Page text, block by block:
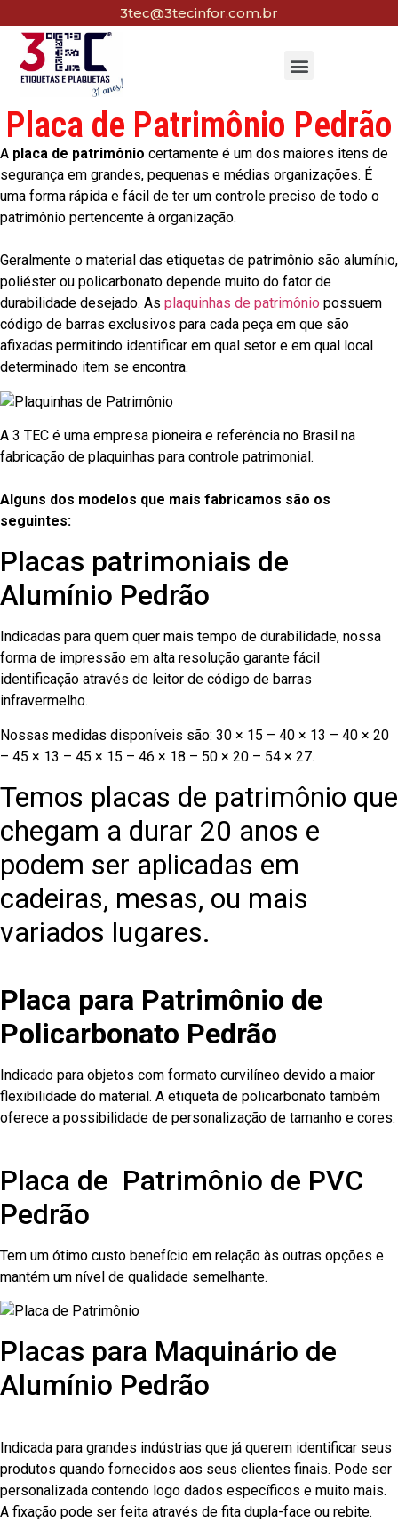
3tec@3tecinfor.com.br
Placa de Patrimônio Pedrão
A placa de patrimônio certamente é um dos maiores itens de
segurança em grandes, pequenas e médias organizações. É
uma forma rápida e fácil de ter um controle preciso de todo o
patrimônio pertencente à organização.
Geralmente o material das etiquetas de patrimônio são alumínio,
poliéster ou policarbonato depende muito do fator de
durabilidade desejado. As plaquinhas de patrimônio possuem
código de barras exclusivos para cada peça em que são
afixadas permitindo identificar em qual setor e em qual local
determinado item se encontra.
A 3 TEC é uma empresa pioneira e referência no Brasil na
fabricação de plaquinhas para controle patrimonial.
Alguns dos modelos que mais fabricamos são os
seguintes:
Placas patrimoniais de
Alumínio Pedrão
Indicadas para quem quer mais tempo de durabilidade, nossa
forma de impressão em alta resolução garante fácil
identificação através de leitor de código de barras
infravermelho.
Nossas medidas disponíveis são: 30 × 15 – 40 × 13 – 40 × 20
– 45 × 13 – 45 × 15 – 46 × 18 – 50 × 20 – 54 × 27.
Temos placas de patrimônio que
chegam a durar 20 anos e
podem ser aplicadas em
cadeiras, mesas, ou mais
variados lugares.
Placa para Patrimônio de
Policarbonato Pedrão
Indicado para objetos com formato curvilíneo devido a maior
flexibilidade do material. A etiqueta de policarbonato também
oferece a possibilidade de personalização de tamanho e cores.
Placa de Patrimônio de PVC
Pedrão
Tem um ótimo custo benefício em relação às outras opções e
mantém um nível de qualidade semelhante.
Placas para Maquinário de
Alumínio Pedrão
Indicada para grandes indústrias que já querem identificar seus
produtos quando fornecidos aos seus clientes finais. Pode ser
personalizada contendo logo dados específicos e muito mais.
A fixação pode ser feita através de fita dupla-face ou rebite.